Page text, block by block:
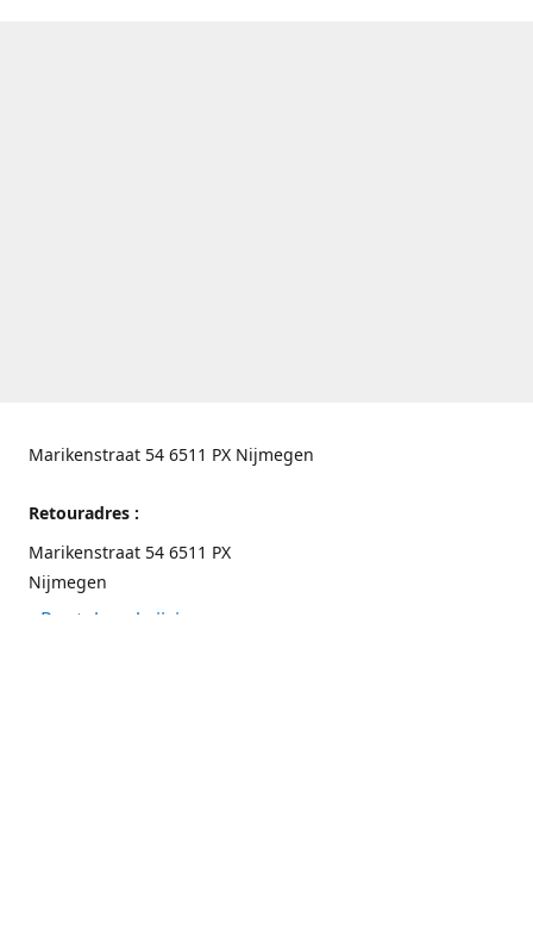
Marikenstraat 54 6511 PX Nijmegen
Retouradres :
Marikenstraat 54 6511 PX
Nijmegen
Routebeschrijving